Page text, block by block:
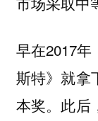
早在2017
斯特》就拿
本奖。此后